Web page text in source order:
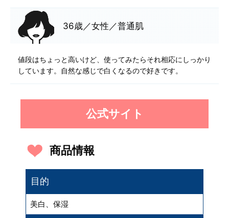
36歳／女性／普通肌
値段はちょっと高いけど、使ってみたらそれ相応にしっかり
しています。自然な感じで白くなるので好きです。
公式サイト
商品情報
目的
美白、保湿